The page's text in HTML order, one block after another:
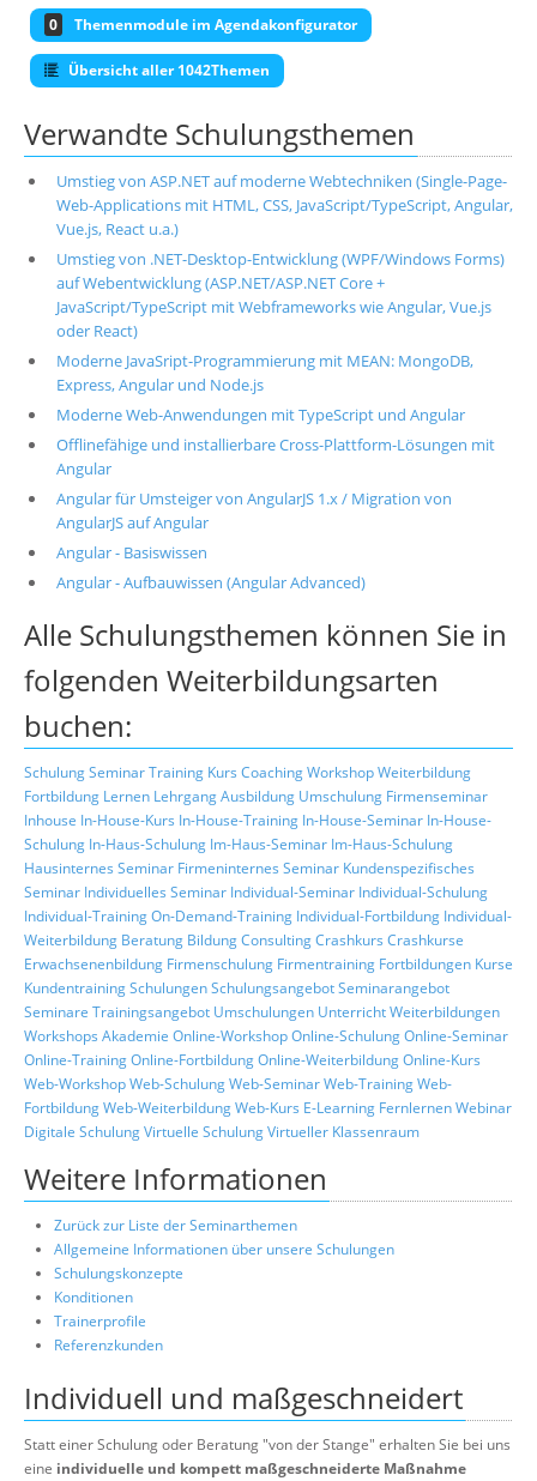
0 Themenmodule im Agendakonfigurator
Übersicht aller 1042Themen
Verwandte Schulungsthemen
Umstieg von ASP.NET auf moderne Webtechniken (Single-Page-
Web-Applications mit HTML, CSS, JavaScript/TypeScript, Angular,
Vue.js, React u.a.)
Umstieg von .NET-Desktop-Entwicklung (WPF/Windows Forms)
auf Webentwicklung (ASP.NET/ASP.NET Core +
JavaScript/TypeScript mit Webframeworks wie Angular, Vue.js
oder React)
Moderne JavaSript-Programmierung mit MEAN: MongoDB,
Express, Angular und Node.js
Moderne Web-Anwendungen mit TypeScript und Angular
Offlinefähige und installierbare Cross-Plattform-Lösungen mit
Angular
Angular für Umsteiger von AngularJS 1.x / Migration von
AngularJS auf Angular
Angular - Basiswissen
Angular - Aufbauwissen (Angular Advanced)
Alle Schulungsthemen können Sie in
folgenden Weiterbildungsarten
buchen:
SchulungSeminarTraining Kurs CoachingWorkshopWeiterbildung
Fortbildung Lernen LehrgangAusbildung Umschulung Firmenseminar
Inhouse In-House-Kurs In-House-Training In-House-Seminar In-House-
Schulung In-Haus-Schulung Im-Haus-Seminar Im-Haus-Schulung
Hausinternes Seminar Firmeninternes Seminar Kundenspezifisches
Seminar Individuelles Seminar Individual-Seminar Individual-Schulung
Individual-TrainingOn-Demand-Training Individual-Fortbildung Individual-
Weiterbildung Beratung BildungConsultingCrashkurs Crashkurse
Erwachsenenbildung Firmenschulung Firmentraining Fortbildungen Kurse
KundentrainingSchulungenSchulungsangebotSeminarangebot
Seminare Trainingsangebot Umschulungen UnterrichtWeiterbildungen
Workshops Akademie Online-WorkshopOnline-SchulungOnline-Seminar
Online-TrainingOnline-FortbildungOnline-WeiterbildungOnline-Kurs
Web-WorkshopWeb-SchulungWeb-SeminarWeb-TrainingWeb-
FortbildungWeb-WeiterbildungWeb-Kurs E-Learning FernlernenWebinar
Digitale SchulungVirtuelle SchulungVirtueller Klassenraum
Weitere Informationen
Zurück zur Liste der Seminarthemen
Allgemeine Informationen über unsere Schulungen
Schulungskonzepte
Konditionen
Trainerprofile
Referenzkunden
Individuell und maßgeschneidert
Statt einer Schulung oder Beratung "von der Stange" erhalten Sie bei uns
eine individuelle und kompett maßgeschneiderte Maßnahme